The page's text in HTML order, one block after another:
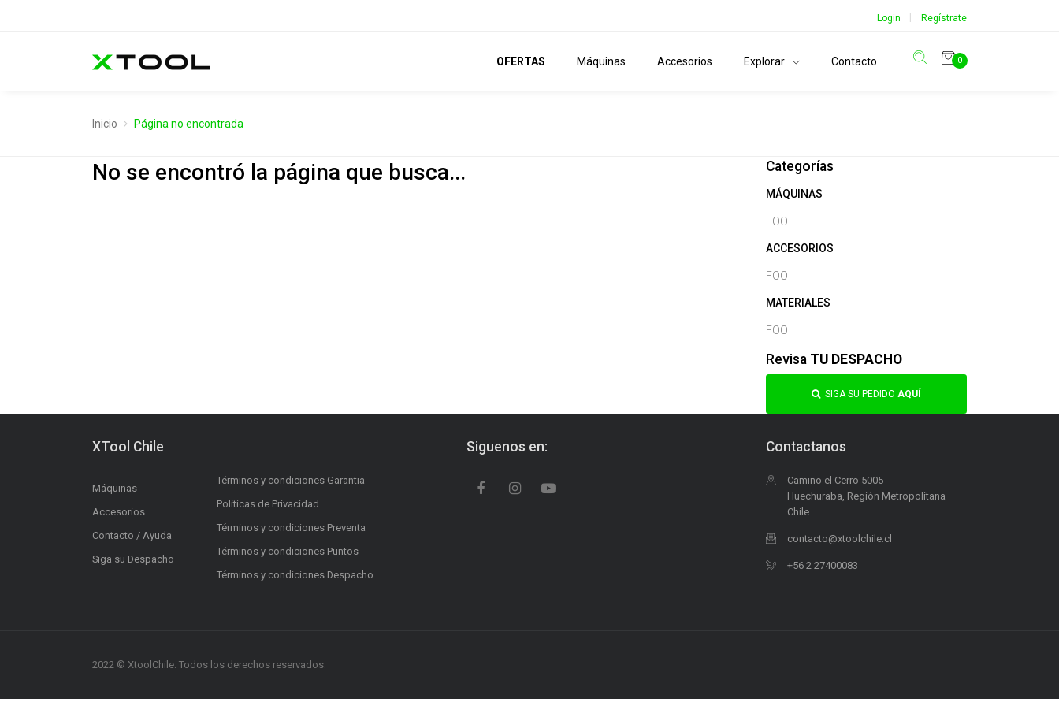
Login | Regístrate
OFERTAS Máquinas Accesorios Explorar Contacto 0
Inicio Página no encontrada
No se encontró la página que busca... Categorías
MÁQUINAS
FOO
ACCESORIOS
FOO
MATERIALES
FOO
Revisa TU DESPACHO
SIGA SU PEDIDO AQUÍ
XTool Chile
Máquinas
Accesorios
Contacto / Ayuda
Siga su Despacho
Términos y condiciones Garantia
Políticas de Privacidad
Términos y condiciones Preventa
Términos y condiciones Puntos
Términos y condiciones Despacho
Siguenos en: Contactanos
Camino el Cerro 5005
Huechuraba, Región Metropolitana
Chile
contacto@xtoolchile.cl
+56 2 27400083
2022 © XtoolChile. Todos los derechos reservados.